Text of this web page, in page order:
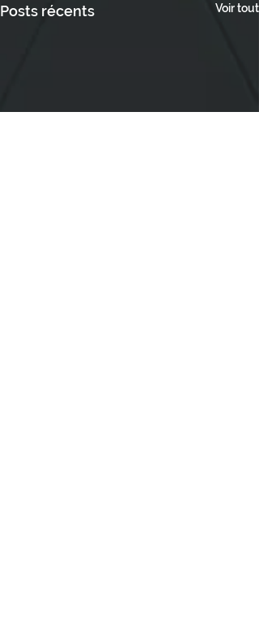
Posts récents Voir tout